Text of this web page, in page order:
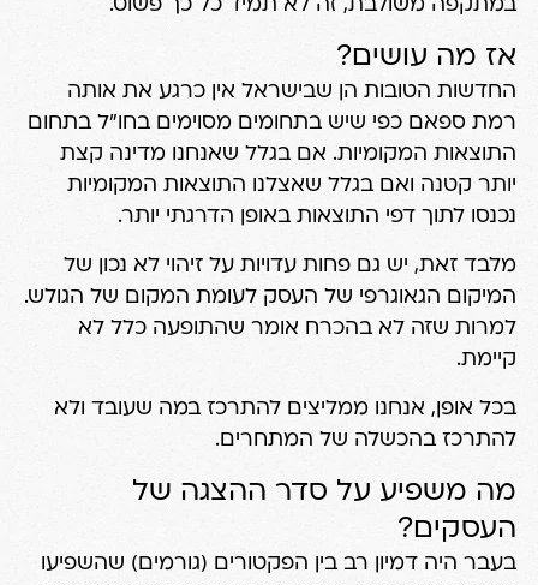
במתקפה משולבת, זה לא תמיד כל כך פשוט.
אז מה עושים?
החדשות הטובות הן שבישראל אין כרגע את אותה
רמת ספאם כפי שיש בתחומים מסוימים בחו"ל בתחום
התוצאות המקומיות. אם בגלל שאנחנו מדינה קצת
יותר קטנה ואם בגלל שאצלנו התוצאות המקומיות
נכנסו לתוך דפי התוצאות באופן הדרגתי יותר.
מלבד זאת, יש גם פחות עדויות על זיהוי לא נכון של
המיקום הגאוגרפי של העסק לעומת המקום של הגולש.
למרות שזה לא בהכרח אומר שהתופעה כלל לא
קיימת.
בכל אופן, אנחנו ממליצים להתרכז במה שעובד ולא
להתרכז בהכשלה של המתחרים.
מה משפיע על סדר ההצגה של
העסקים?
בעבר היה דמיון רב בין הפקטורים (גורמים) שהשפיעו